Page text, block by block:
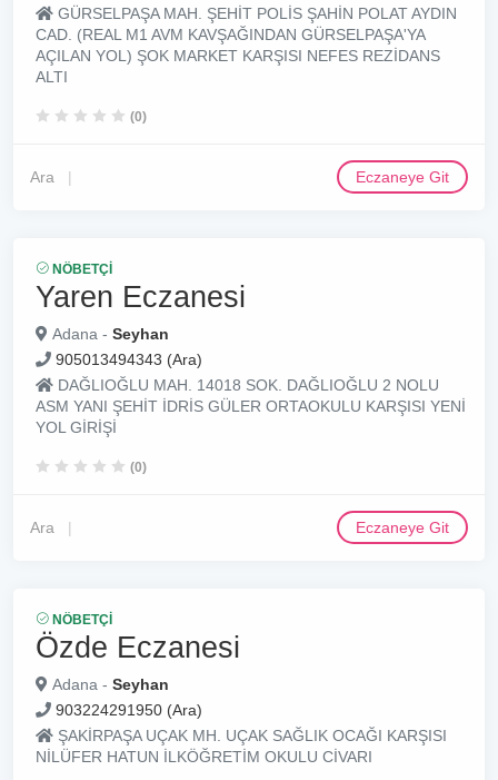
GÜRSELPAŞA MAH. ŞEHİT POLİS ŞAHİN POLAT AYDIN
CAD. (REAL M1 AVM KAVŞAĞINDAN GÜRSELPAŞA'YA
AÇILAN YOL) ŞOK MARKET KARŞISI NEFES REZİDANS
ALTI
(0)
Ara Eczaneye Git
NÖBETÇI
Yaren Eczanesi
Adana - Seyhan
905013494343 (Ara)
DAĞLIOĞLU MAH. 14018 SOK. DAĞLIOĞLU 2 NOLU
ASM YANI ŞEHİT İDRİS GÜLER ORTAOKULU KARŞISI YENİ
YOL GİRİŞİ
(0)
Ara Eczaneye Git
NÖBETÇI
Özde Eczanesi
Adana - Seyhan
903224291950 (Ara)
ŞAKİRPAŞA UÇAK MH. UÇAK SAĞLIK OCAĞI KARŞISI
NİLÜFER HATUN İLKÖĞRETİM OKULU CİVARI